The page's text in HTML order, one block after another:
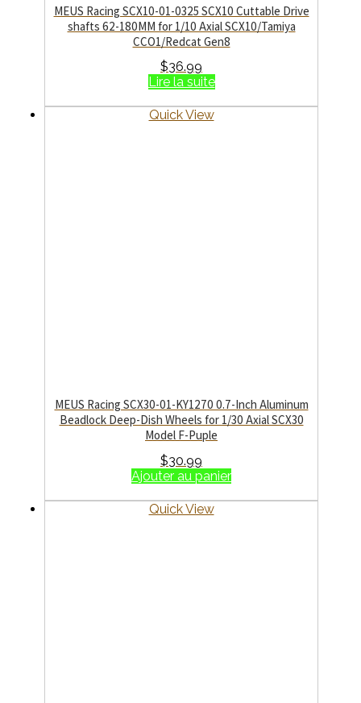
MEUS Racing SCX10-01-0325 SCX10 Cuttable Drive
shafts 62-180MM for 1/10 Axial SCX10/Tamiya
CCO1/Redcat Gen8
$36.99
Lire la suite
Quick View
MEUS Racing SCX30-01-KY1270 0.7-Inch Aluminum
Beadlock Deep-Dish Wheels for 1/30 Axial SCX30
Model F-Puple
$30.99
Ajouter au panier
Quick View